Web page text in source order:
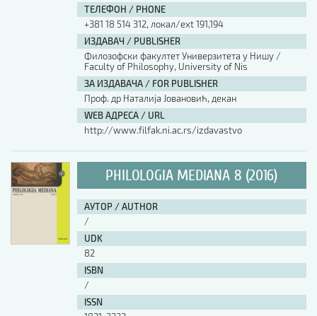
ТЕЛЕФОН / PHONE
+381 18 514 312, локал/ext 191,194
ИЗДАВАЧ / PUBLISHER
Филозофски факултет Универзитета у Нишу /
Faculty of Philosophy, University of Nis
ЗА ИЗДАВАЧА / FOR PUBLISHER
Проф. др Наталија Јовановић, декан
WEB АДРЕСА / URL
http://www.filfak.ni.ac.rs/izdavastvo
PHILOLOGIA MEDIANA 8 (2016)
АУТОР / AUTHOR
/
UDK
82
ISBN
/
ISSN